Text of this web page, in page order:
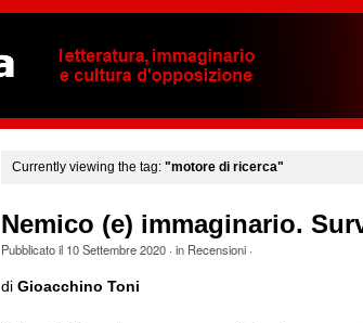
Currently viewing the tag: "motore di ricerca"
Nemico (e) immaginario.
Pubblicato il 10 Settembre 2020· in Recensioni·
di Gioacchino Toni